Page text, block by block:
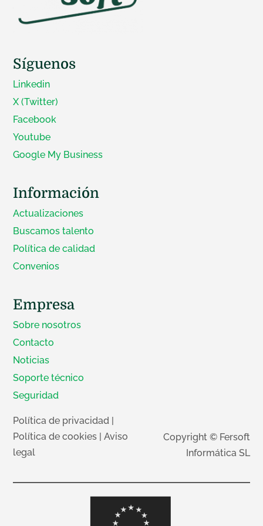
Cambios de Software para la
distribución y aplicación de
fitosanitarios
« Entradas más antiguas
Síguenos
Linkedin
X (Twitter)
Facebook
Youtube
Google My Business
Información
Actualizaciones
Buscamos talento
Política de calidad
Convenios
Empresa
Sobre nosotros
Contacto
Noticias
Soporte técnico
Seguridad
Política de privacidad |
Política de cookies |Aviso
legal
Copyright © Fersoft
Informática SL